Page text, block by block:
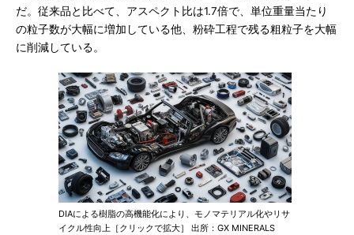
だ。従来品と比べて、アスペクト比は1.7倍で、単位重量当たり
の粒子数が大幅に増加している他、粉砕工程で残る粗粒子を大幅
に削減している。
DIAによる樹脂の高機能化により、モノマテリアル化やリサ
イクル性向上［クリックで拡大］ 出所：GX MINERALS